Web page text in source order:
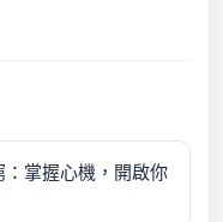
：掌握心機，開啟你